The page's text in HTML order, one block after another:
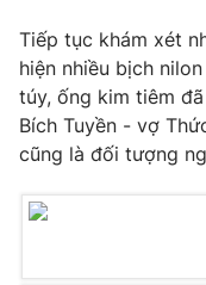
Chất lượng cuộc
Tuyển sinh
Học trực tuyến
Công nghệ
Hitech Công nghệ
Sản phẩm
Thị trường
Giao lưu trực
Chuyên mục khác
Tiếp tục khám xét
hiện nhiều bịch
túy, ống kim tiêm
Bích Tuyền - vợ
cũng là đối tượng